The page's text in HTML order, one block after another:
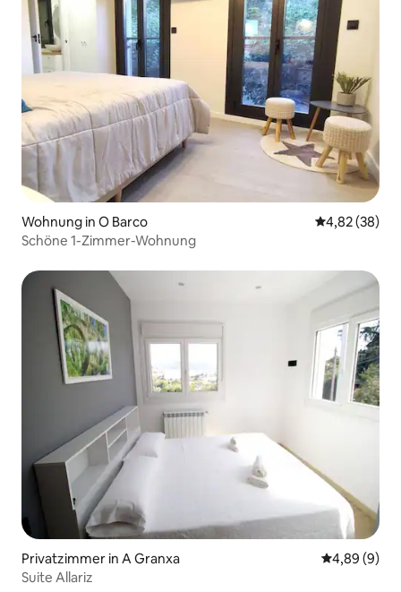
Wohnung in O Barco
4,82 (38)
Schöne 1-Zimmer-Wohnung
Privatzimmer in A Granxa
4,89 (9)
Suite Allariz